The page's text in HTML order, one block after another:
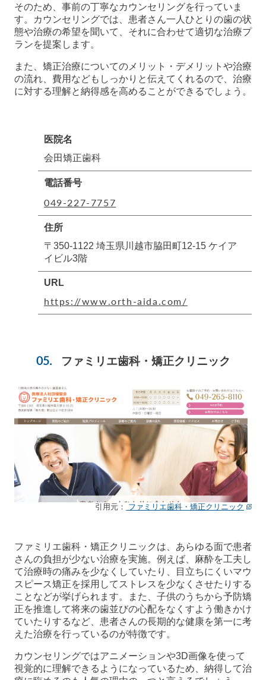
そのため、事前の丁寧なカウンセリングを行っていま
す。カウンセリングでは、患者さん一人ひとりの歯の状
態や治療の希望を聞いて、それに合わせて適切な治療プ
ランを提案します。
また、矯正治療についてのメリット・デメリットや治療
の流れ、費用などもしっかりと伝えてくれるので、治療
に対する理解と納得感を高めることができるでしょう。
医院名
会田矯正歯科
電話番号
049-227-7757
住所
〒350-1122 埼玉県川越市脇田町12-15 ケイア
イビル3階
URL
https://www.orth-aida.com/
ファミリエ歯科・矯正クリニック
引用元： ファミリエ歯科・矯正クリニック
ファミリエ歯科・矯正クリニックは、あらゆる面で患者
さんの負担が少ない治療を実施。例えば、麻酔を工夫し
て治療時の痛みを少なくしていたり、目立ちにくいマウ
スピース矯正を採用してストレスを少なくさせたりする
ことなどが挙げられます。また、子供のうちから予防矯
正を推進して将来の歯並びの心配をなくすよう働きかけ
ていたりするなど、患者さんの長期的な健康を第一に考
えた治療を行っているのが特徴です。
カウンセリングではアニメーションや3D画像を使って
視覚的に理解できるようになっているため、納得して治